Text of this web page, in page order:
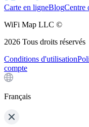
Carte en ligneBlogCentre
WiFi Map LLC ©
2026 Tous droits réservés
Conditions d'utilisation
compte
Français